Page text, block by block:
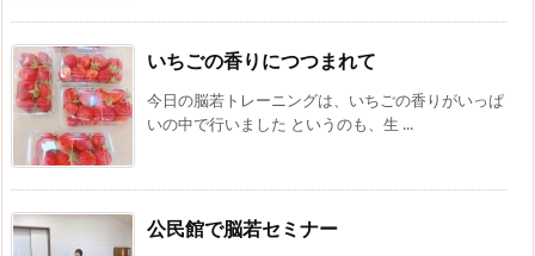
いちごの香りにつつまれて
今日の脳若トレーニングは、いちごの香りがいっぱ
いの中で行いました というのも、生 ...
公民館で脳若セミナー